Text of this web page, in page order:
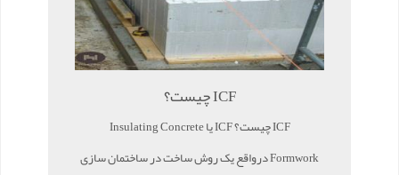
ICF چیست؟
ICF چیست؟ ICF یا Insulating Concrete
Formwork درواقع یک روش ساخت در ساختمان سازی